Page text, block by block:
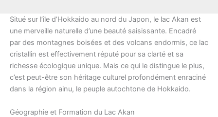
Situé sur l’île d’Hokkaido au nord du Japon, le lac Akan est
une merveille naturelle d’une beauté saisissante. Encadré
par des montagnes boisées et des volcans endormis, ce lac
cristallin est effectivement réputé pour sa clarté et sa
richesse écologique unique. Mais ce qui le distingue le plus,
c’est peut-être son héritage culturel profondément enraciné
dans la région ainu, le peuple autochtone de Hokkaido.
Géographie et Formation du Lac Akan